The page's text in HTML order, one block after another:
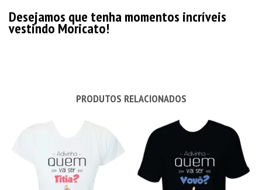
Desejamos que tenha momentos incríveis
vestindo Moricato!
PRODUTOS RELACIONADOS